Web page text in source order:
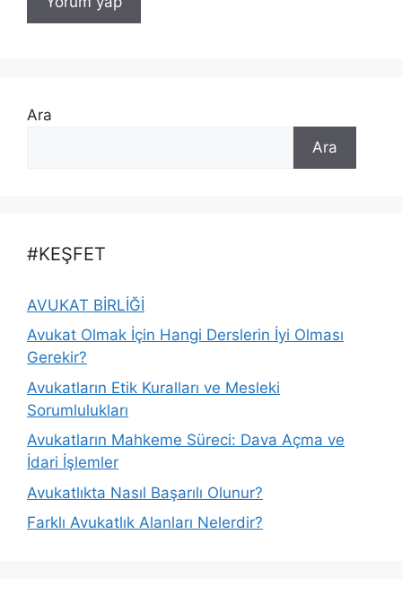
Ara
Ara
#KEŞFET
AVUKAT BİRLİĞİ
Avukat Olmak İçin Hangi Derslerin İyi Olması
Gerekir?
Avukatların Etik Kuralları ve Mesleki
Sorumlulukları
Avukatların Mahkeme Süreci: Dava Açma ve
İdari İşlemler
Avukatlıkta Nasıl Başarılı Olunur?
Farklı Avukatlık Alanları Nelerdir?